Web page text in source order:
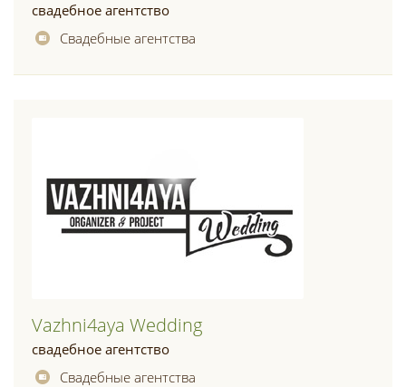
свадебное агентство
Свадебные агентства
Vazhni4aya Wedding
свадебное агентство
Свадебные агентства